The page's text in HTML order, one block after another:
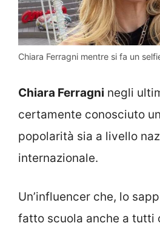
Chiara Ferragni mentre si fa un
Chiara Ferragni negli
certamente conosciuto
popolarità sia a livello
internazionale.
Un’influencer che, lo
fatto scuola anche a tutti